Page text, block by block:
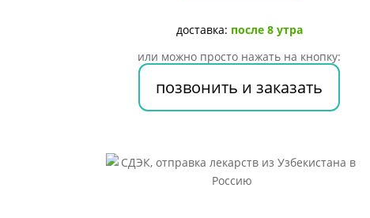
№30
доставка: после 8 утра
или можно просто нажать на кнопку:
позвонить и заказать